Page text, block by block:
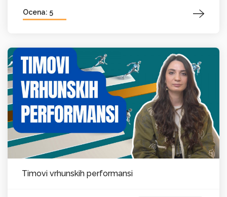
Ocena: 5
Timovi vrhunskih performansi